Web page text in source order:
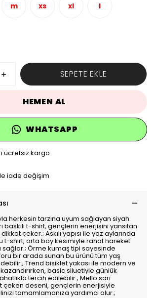
m xs xl l
SEPETE EKLE
HEMEN AL
WHATSAPP
ücretsiz kargo
iade değişim
herkesin tarzına uyum sağlayan siyah
baskılı t-shirt, gençlerin enerjisini yansıtan
çeker.; Askılı yapısı ile yaz aylarında
t-shirt, orta boy kesimiyle rahat hareket
Örme kumaş tipi sayesinde
bir arada sunan bu ürünü tüm yaş
Trend bisiklet yakası ile modern ve
basic siluetiyle günlük
tercih edilebilir.; Mello sarı
çeken deseni, gençlerin enerjisiyle
tamamlamanıza yardımcı olur.;